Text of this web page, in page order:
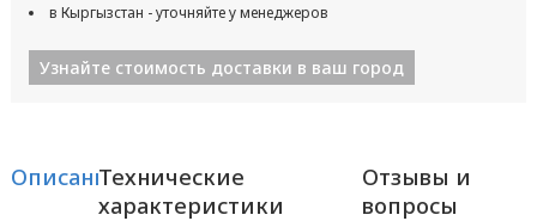
в Кыргызстан - уточняйте у менеджеров
Узнайте стоимость доставки в ваш город
ОписаниеТехнические
характеристики
Отзывы и
вопросы